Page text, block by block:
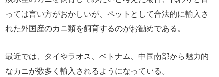
っては言い方がおかしいが、ペットとして合法的に輸入さ
れた外国産のカニ類を飼育するのがお勧めである。
最近では、タイやラオス、ベトナム、中国南部から魅力的
なカニが数多く輸入されるようになっている。